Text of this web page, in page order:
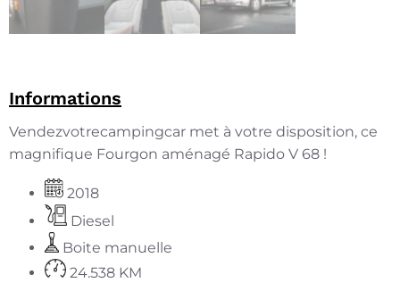
Informations
Vendezvotrecampingcar met à votre disposition, ce
magnifique Fourgon aménagé Rapido V 68 !
2018
Diesel
Boite manuelle
24.538 KM